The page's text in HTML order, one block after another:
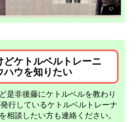
どケトルベルトレーニ
ハウを知りたい
是非後藤にケトルベルを教わり
行しているケトルベルトレーナ
相談したい方も連絡ください。